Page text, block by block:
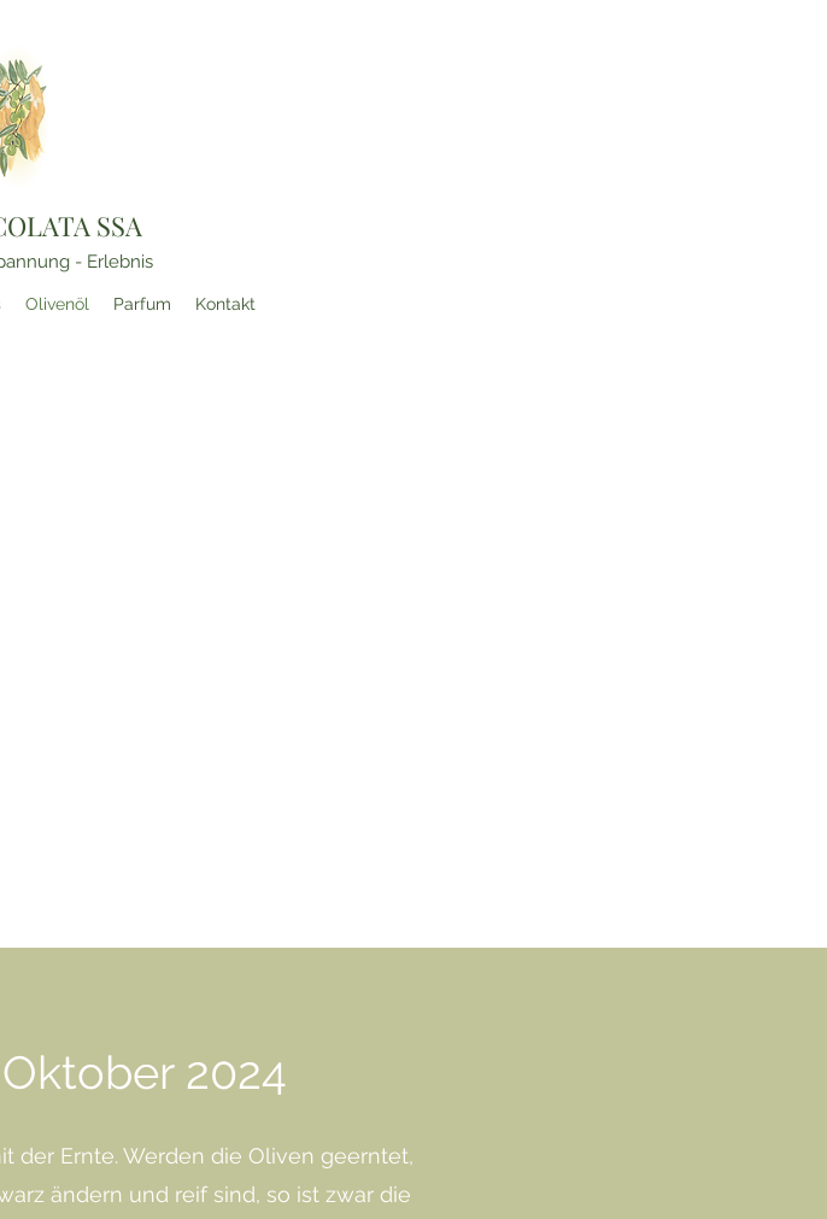
SSA
- Erlebnis
Olivenöl Parfum Kontakt
2024
der Ernte. Werden die Oliven geerntet,
ändern und reif sind, so ist zwar die